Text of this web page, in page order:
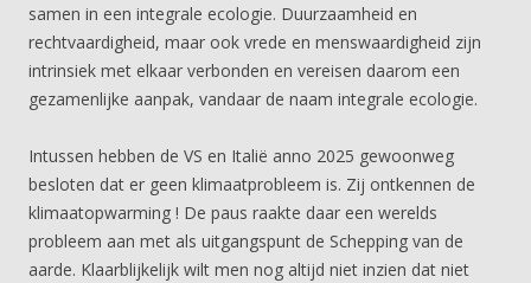
samen in een integrale ecologie. Duurzaamheid en
rechtvaardigheid, maar ook vrede en menswaardigheid zijn
intrinsiek met elkaar verbonden en vereisen daarom een
gezamenlijke aanpak, vandaar de naam integrale ecologie.
Intussen hebben de VS en Italië anno 2025 gewoonweg
besloten dat er geen klimaatprobleem is. Zij ontkennen de
klimaatopwarming ! De paus raakte daar een werelds
probleem aan met als uitgangspunt de Schepping van de
aarde. Klaarblijkelijk wilt men nog altijd niet inzien dat niet